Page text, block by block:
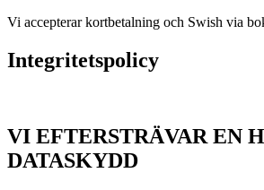
Vi accepterar kortbetalning och Swish via
Integritetspolicy
VI EFTERSTRÄVAR EN
DATASKYDD